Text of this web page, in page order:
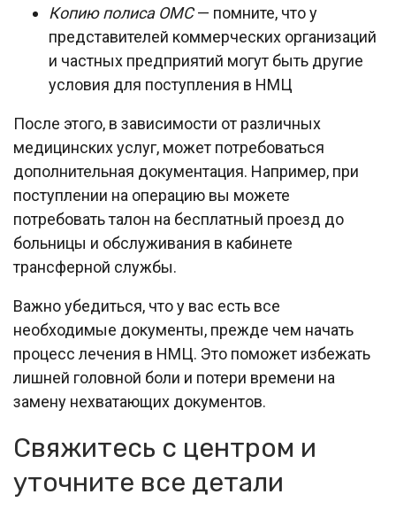
Копию полиса ОМС— помните, что у
представителей коммерческих организаций
и частных предприятий могут быть другие
условия для поступления в НМЦ
После этого, в зависимости от различных
медицинских услуг, может потребоваться
дополнительная документация. Например, при
поступлении на операцию вы можете
потребовать талон на бесплатный проезд до
больницы и обслуживания в кабинете
трансферной службы.
Важно убедиться, что у вас есть все
необходимые документы, прежде чем начать
процесс лечения в НМЦ. Это поможет избежать
лишней головной боли и потери времени на
замену нехватающих документов.
Свяжитесь с центром и
уточните все детали